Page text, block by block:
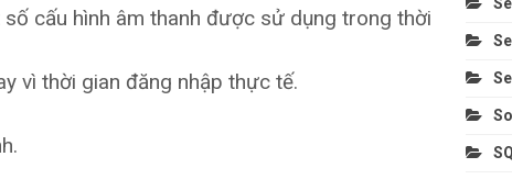
cấu hình âm thanh được sử dụng trong thời
vì thời gian đăng nhập thực tế.